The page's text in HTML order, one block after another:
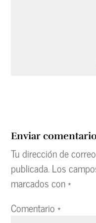
Enviar
Tu dirección de
publicada.Los
marcados con*
Comentario*